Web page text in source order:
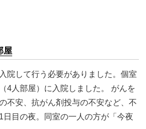
屋
院して行う必要がありました。個室
4人部屋）に入院しました。 がんを
不安、抗がん剤投与の不安など、不
日目の夜。同室の一人の方が「今夜